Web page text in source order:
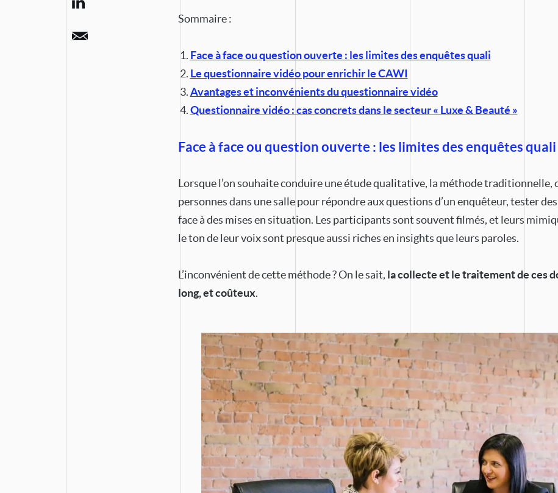
Sommaire :
Face à face ou question ouverte : les limites des enquêtes quali
Le questionnaire vidéo pour enrichir le CAWI
Avantages et inconvénients du questionnaire vidéo
Questionnaire vidéo : cas concrets dans le secteur « Luxe & Beauté »
Face à face ou question ouverte : les limites des enquêtes quali
Lorsque l’on souhaite conduire une étude qualitative, la méthode traditionnelle,
personnes dans une salle pour répondre aux questions d’un enquêteur, tester
face à des mises en situation. Les participants sont souvent filmés, et leurs
le ton de leur voix sont presque aussi riches en insights que leurs paroles.
L’inconvénient de cette méthode ? On le sait, la collecte et le traitement de ces
long, et coûteux.